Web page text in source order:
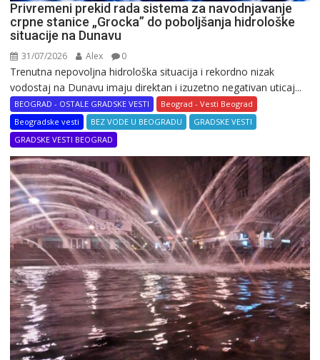
Privremeni prekid rada sistema za navodnjavanje
crpne stanice „Grocka” do poboljšanja hidrološke
situacije na Dunavu
31/07/2026 Alex 0
Trenutna nepovoljna hidrološka situacija i rekordno nizak
vodostaj na Dunavu imaju direktan i izuzetno negativan uticaj...
BEOGRAD - OSTALE GRADSKE VESTI
Beograd - Vesti Beograd
Beogradske vesti
BEZ VODE U BEOGRADU
GRADSKE VESTI
GRADSKE VESTI BEOGRAD